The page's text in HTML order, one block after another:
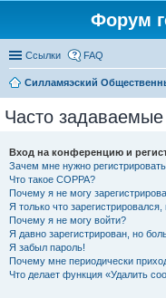
Форум
Ссылки FAQ
Силламяэский
Часто
Вход на конференцию и
Зачем мне нужно
Что такое COPPA?
Почему я не могу
Я только что
Почему я не могу войти?
Я давно зарегистрирован, но
Я забыл пароль!
Почему мне периодически
Что делает функция «Удалить